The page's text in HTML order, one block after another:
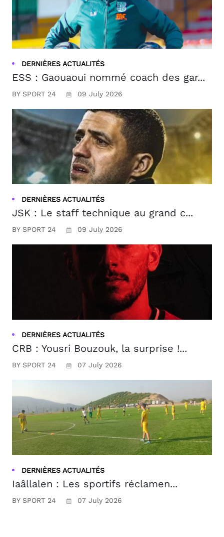
DERNIÈRES ACTUALITÉS
ESS : Gaouaoui nommé coach des gar...
BY SPORT 24 09 July 2026
DERNIÈRES ACTUALITÉS
JSK : Le staff technique au grand c...
BY SPORT 24 09 July 2026
DERNIÈRES ACTUALITÉS
CRB : Yousri Bouzouk, la surprise !...
BY SPORT 24 07 July 2026
DERNIÈRES ACTUALITÉS
Iaâllalen : Les sportifs réclamen...
BY SPORT 24 07 July 2026